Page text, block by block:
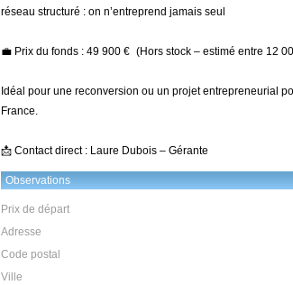
réseau structuré : on n’entreprend jamais seul
💼 Prix du fonds : 49 900 € (Hors stock – estimé entre 12
Idéal pour une reconversion ou un projet entrepreneurial
France.
📩 Contact direct : Laure Dubois – Gérante
Observations
Prix de départ
Adresse
Code postal
Ville